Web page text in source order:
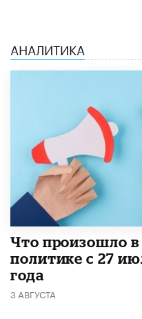
АНАЛИТИКА
​Что произошло в
политике с 27
года
3 АВГУСТА